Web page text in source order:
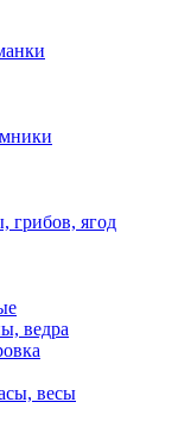
грибов, ягод
ведра
весы